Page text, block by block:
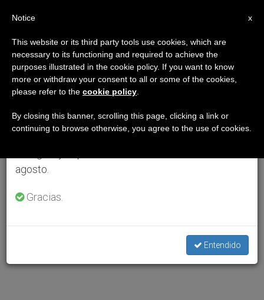
×
Aviso importante
Del 27 de julio al 7 de agosto haremos la pausa
anual, aprovechando que en el periodo de verano
se generan menos informaciones y también el
agosto.
Gracias.
Entendido
x
Notice
This website or its third party tools use cookies, which are
necessary to its functioning and required to achieve the
purposes illustrated in the cookie policy. If you want to know
more or withdraw your consent to all or some of the cookies,
please refer to the cookie policy
By closing this banner, scrolling this page, clicking a link or
continuing to browse otherwise, you agree to the use of cookies.